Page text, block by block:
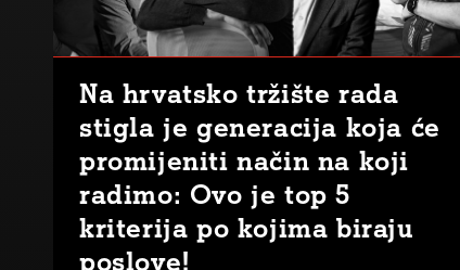
Na hrvatsko tržište rada
stigla je generacija koja će
promijeniti način na koji
radimo: Ovo je top 5
kriterija po kojima biraju
poslove!